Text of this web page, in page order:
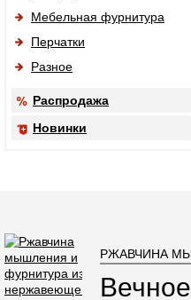
Мебельная фурнитура
Перчатки
Разное
Распродажа
Новинки
РЖАВЧИНА